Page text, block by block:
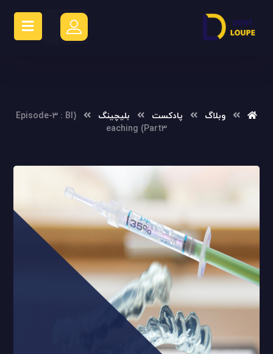
وبلاگ پادکست بلیچینگ
(Episode-3 : Bl
eaching (Part3